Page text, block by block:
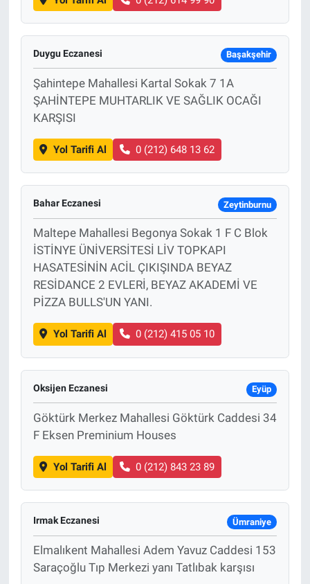
Duygu Eczanesi Başakşehir
Şahintepe Mahallesi Kartal Sokak 7 1A
ŞAHİNTEPE MUHTARLIK VE SAĞLIK OCAĞI
KARŞISI
Yol Tarifi Al 0 (212) 648 13 62
Bahar Eczanesi Zeytinburnu
Maltepe Mahallesi Begonya Sokak 1 F C Blok
İSTİNYE ÜNİVERSİTESİ LİV TOPKAPI
HASATESİNİN ACİL ÇIKIŞINDA BEYAZ
RESİDANCE 2 EVLERİ, BEYAZ AKADEMİ VE
PİZZA BULLS'UN YANI.
Yol Tarifi Al 0 (212) 415 05 10
Oksijen Eczanesi Eyüp
Göktürk Merkez Mahallesi Göktürk Caddesi 34
F Eksen Preminium Houses
Yol Tarifi Al 0 (212) 843 23 89
Irmak Eczanesi Ümraniye
Elmalıkent Mahallesi Adem Yavuz Caddesi 153
Saraçoğlu Tıp Merkezi yanı Tatlıbak karşısı